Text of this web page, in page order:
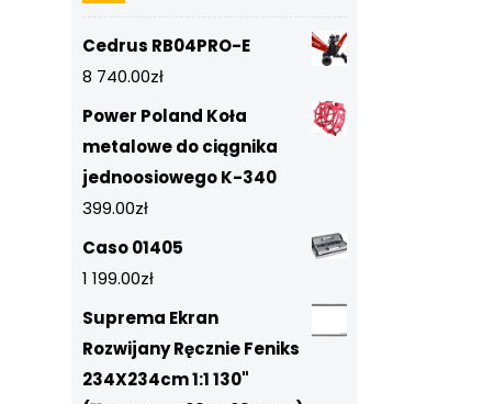
Cedrus RB04PRO-E
8 740.00zł
Power Poland Koła
metalowe do ciągnika
jednoosiowego K-340
399.00zł
Caso 01405
1 199.00zł
Suprema Ekran
Rozwijany Ręcznie Feniks
234X234cm 1:1 130"